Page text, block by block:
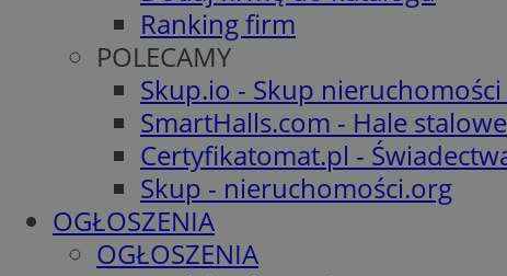
Ranking firm
POLECAMY
Skup.io - Skup nieruchomości
SmartHalls.com - Hale stalowe
Certyfikatomat.pl -
Skup - nieruchomości.org
OGŁOSZENIA
OGŁOSZENIA